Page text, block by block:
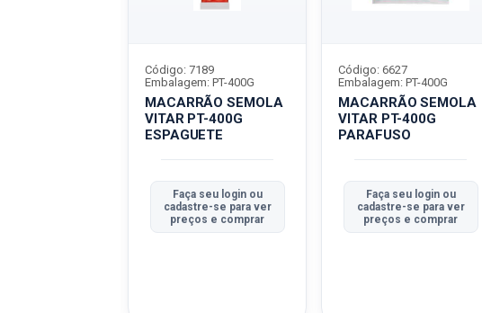
MACARRÃO SEMOLA
VITAR PT-400G
ESPAGUETE
Código: 7189
Embalagem: PT-400G
Faça seu login ou
cadastre-se para ver
preços e comprar
MACARRÃO SEMOLA
VITAR PT-400G
PARAFUSO
Código: 6627
Embalagem: PT-400G
Faça seu login ou
cadastre-se para ver
preços e comprar